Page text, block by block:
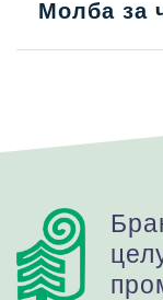
Молба за